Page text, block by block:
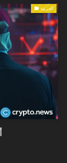
العربية